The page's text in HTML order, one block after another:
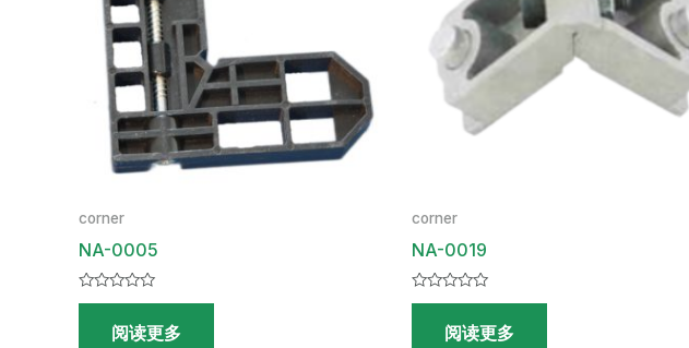
corner
NA-0005
评
&sol;阅读更多
corner
NA-0019
评
&sol;阅读更多